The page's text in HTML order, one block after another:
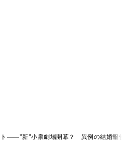
ト――"新"小泉劇場開幕？ 異例の結婚報